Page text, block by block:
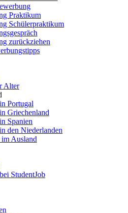
Praktikum
Schülerpraktikum
zurückziehen
Alter
Portugal
Griechenland
Spanien
den Niederlanden
Ausland
StudentJob